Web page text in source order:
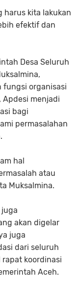
harus kita lakukan
efektif dan
Desa Seluruh
fungsi organisasi
Apdesi menjadi
bagi
permasalahan
hal
atau
Muksalmina.
juga
akan digelar
juga
dari seluruh
koordinasi
Aceh.